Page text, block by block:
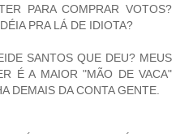
PARA COMPRAR VOTOS?
PRA LÁ DE IDIOTA?
SANTOS QUE DEU? MEUS
É A MAIOR "MÃO DE VACA"
DEMAIS DA CONTA GENTE.